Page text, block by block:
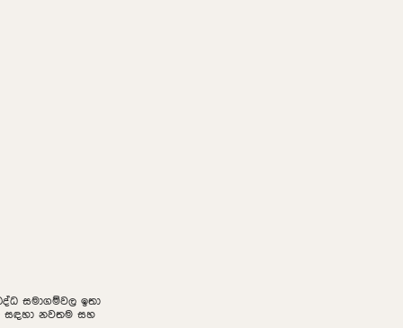
සමාගම්වල ඉතා
සඳහා නවතම සහ